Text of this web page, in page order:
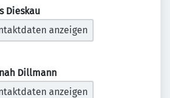
Dieskau
anzeigen
Dillmann
anzeigen